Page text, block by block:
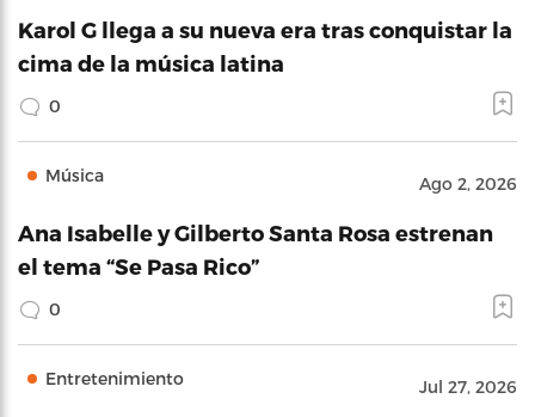
Karol G llega a su nueva era tras conquistar la
cima de la música latina
0
Música Ago 2, 2026
Ana Isabelle y Gilberto Santa Rosa estrenan
el tema “Se Pasa Rico”
0
Entretenimiento Jul 27, 2026